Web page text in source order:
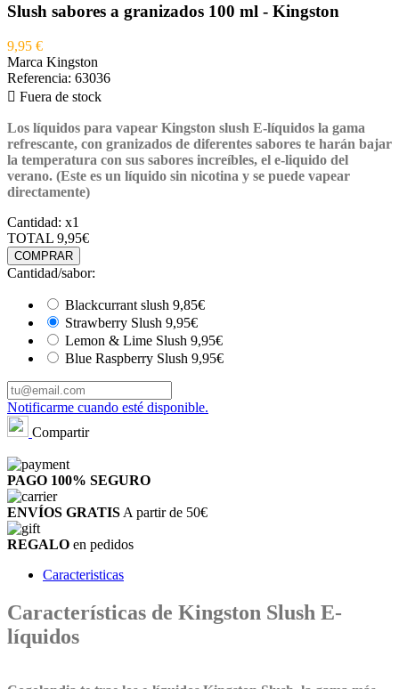
Slush sabores a granizados 100 ml - Kingston
9,95 €
Marca Kingston
Referencia: 63036
 Fuera de stock
Los líquidos para vapear Kingston slush E-líquidos la gama
refrescante, con granizados de diferentes sabores te harán bajar
la temperatura con sus sabores increíbles, el e-liquido del
verano. (Este es un líquido sin nicotina y se puede vapear
directamente)
Cantidad: x1
TOTAL 9,95€
COMPRAR
Cantidad/sabor:
Blackcurrant slush 9,85€
Strawberry Slush 9,95€
Lemon & Lime Slush 9,95€
Blue Raspberry Slush 9,95€
Notificarme cuando esté disponible.
Compartir
PAGO 100% SEGURO
ENVÍOS GRATIS A partir de 50€
REGALO en pedidos
Caracteristicas
Características de Kingston Slush E-
líquidos